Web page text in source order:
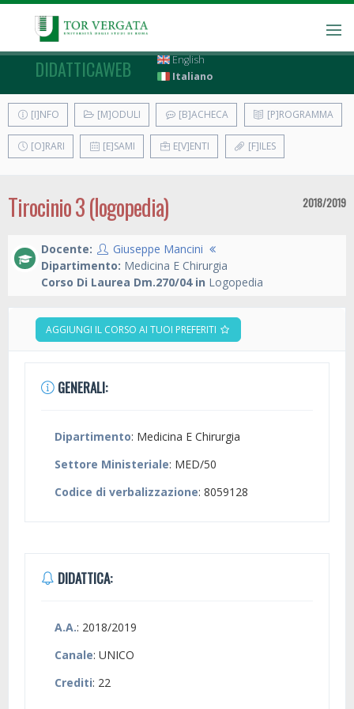
DIDATTICAWEB
English
Italiano
[I]NFO [M]ODULI [B]ACHECA [P]ROGRAMMA
[O]RARI [E]SAMI E[V]ENTI [F]ILES
Tirocinio 3 (logopedia) 2018/2019
Docente:
Giuseppe Mancini
Dipartimento: Medicina E Chirurgia
Corso Di Laurea Dm.270/04 in Logopedia
AGGIUNGI IL CORSO AI TUOI PREFERITI
GENERALI:
Dipartimento: Medicina E Chirurgia
Settore Ministeriale: MED/50
Codice di verbalizzazione: 8059128
DIDATTICA:
A.A.: 2018/2019
Canale: UNICO
Crediti: 22